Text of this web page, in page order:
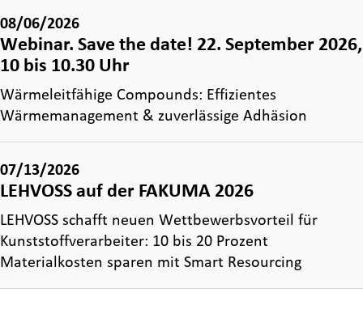
08/06/2026
Webinar. Save the date! 22. September 2026,
10 bis 10.30 Uhr
Wärmeleitfähige Compounds: Effizientes
Wärmemanagement & zuverlässige Adhäsion
07/13/2026
LEHVOSS auf der FAKUMA 2026
LEHVOSS schafft neuen Wettbewerbsvorteil für
Kunststoffverarbeiter: 10 bis 20 Prozent
Materialkosten sparen mit Smart Resourcing